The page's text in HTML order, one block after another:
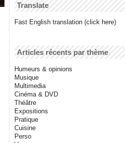
Translate
Fast English translation (click here)
Articles récents par thème
Humeurs & opinions
Musique
Multimedia
Cinéma & DVD
Théâtre
Expositions
Pratique
Cuisine
Perso